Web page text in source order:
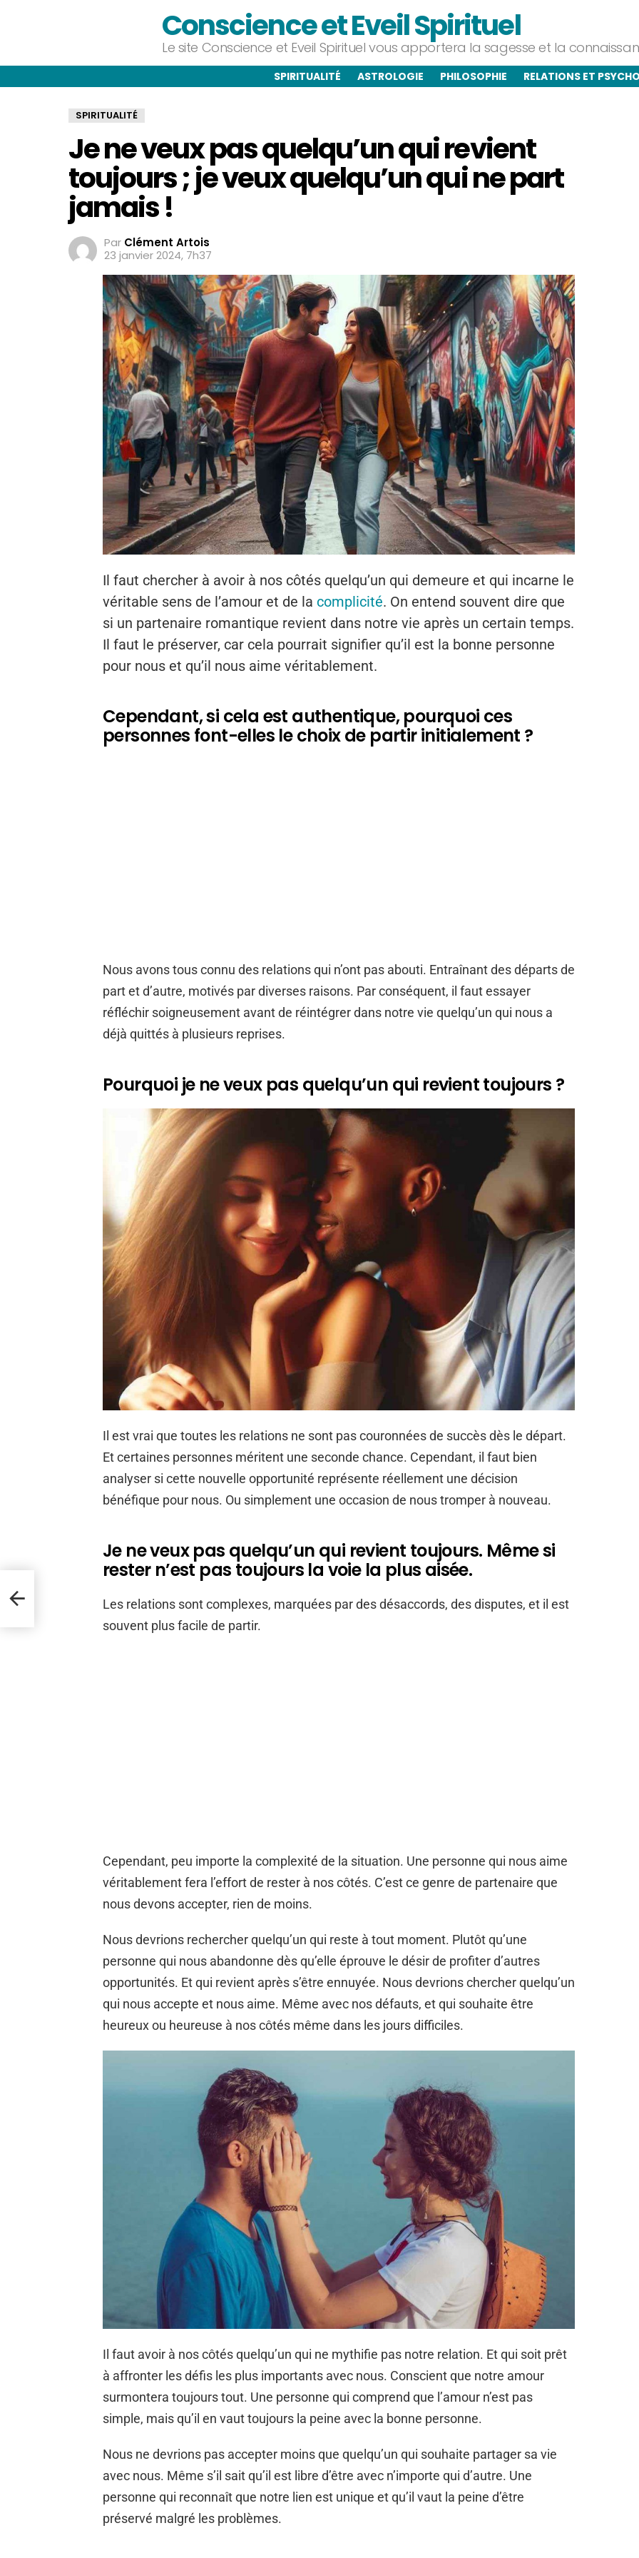
Conscience et Eveil Spirituel
Le site Conscience et Eveil Spirituel vous apportera la sagesse et la
SPIRITUALITÉ ASTROLOGIE PHILOSOPHIE RELATIONS ET
SPIRITUALITÉ
Je ne veux pas quelqu’un qui revient
toujours ; je veux quelqu’un qui ne part
jamais !
Par Clément Artois
23 janvier 2024, 7h37
Il faut chercher à avoir à nos côtés quelqu’un qui demeure et qui incarne le
véritable sens de l’amour et de la complicité. On entend souvent dire que
si un partenaire romantique revient dans notre vie après un certain temps.
Il faut le préserver, car cela pourrait signifier qu’il est la bonne personne
pour nous et qu’il nous aime véritablement.
Cependant, si cela est authentique, pourquoi ces
personnes font-elles le choix de partir initialement ?
Nous avons tous connu des relations qui n’ont pas abouti. Entraînant des départs de
part et d’autre, motivés par diverses raisons. Par conséquent, il faut essayer
réfléchir soigneusement avant de réintégrer dans notre vie quelqu’un qui nous a
déjà quittés à plusieurs reprises.
Pourquoi je ne veux pas quelqu’un qui revient toujours ?
Il est vrai que toutes les relations ne sont pas couronnées de succès dès le départ.
Et certaines personnes méritent une seconde chance. Cependant, il faut bien
analyser si cette nouvelle opportunité représente réellement une décision
bénéfique pour nous. Ou simplement une occasion de nous tromper à nouveau.
Je ne veux pas quelqu’un qui revient toujours. Même si
rester n’est pas toujours la voie la plus aisée.
Les relations sont complexes, marquées par des désaccords, des disputes, et il est
souvent plus facile de partir.
Cependant, peu importe la complexité de la situation. Une personne qui nous aime
véritablement fera l’effort de rester à nos côtés. C’est ce genre de partenaire que
nous devons accepter, rien de moins.
Nous devrions rechercher quelqu’un qui reste à tout moment. Plutôt qu’une
personne qui nous abandonne dès qu’elle éprouve le désir de profiter d’autres
opportunités. Et qui revient après s’être ennuyée. Nous devrions chercher quelqu’un
qui nous accepte et nous aime. Même avec nos défauts, et qui souhaite être
heureux ou heureuse à nos côtés même dans les jours difficiles.
Il faut avoir à nos côtés quelqu’un qui ne mythifie pas notre relation. Et qui soit prêt
à affronter les défis les plus importants avec nous. Conscient que notre amour
surmontera toujours tout. Une personne qui comprend que l’amour n’est pas
simple, mais qu’il en vaut toujours la peine avec la bonne personne.
Nous ne devrions pas accepter moins que quelqu’un qui souhaite partager sa vie
avec nous. Même s’il sait qu’il est libre d’être avec n’importe qui d’autre. Une
personne qui reconnaît que notre lien est unique et qu’il vaut la peine d’être
préservé malgré les problèmes.